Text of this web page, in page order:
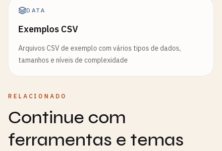
DATA
Exemplos CSV
Arquivos CSV de exemplo com vários tipos de dados,
tamanhos e níveis de complexidade
RELACIONADO
Continue com
ferramentas e temas